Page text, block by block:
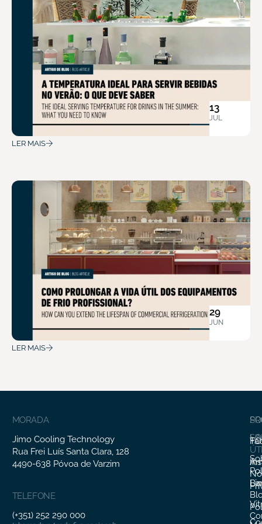
13
JUL
LER MAIS
29
JUN
LER MAIS
MORADA
Jimo Cooling Technology
Rua Frei Luís Santa Clara, 128
4490-638 Póvoa de Varzim
TELEFONE
(+351) 252 290 000